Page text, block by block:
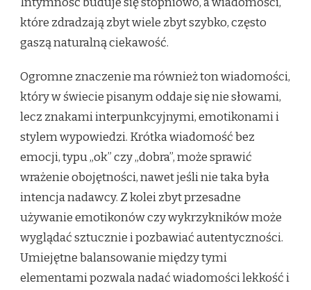
które zdradzają zbyt wiele zbyt szybko, często
gaszą naturalną ciekawość.
Ogromne znaczenie ma również ton wiadomości,
który w świecie pisanym oddaje się nie słowami,
lecz znakami interpunkcyjnymi, emotikonami i
stylem wypowiedzi. Krótka wiadomość bez
emocji, typu „ok” czy „dobra”, może sprawić
wrażenie obojętności, nawet jeśli nie taka była
intencja nadawcy. Z kolei zbyt przesadne
używanie emotikonów czy wykrzykników może
wyglądać sztucznie i pozbawiać autentyczności.
Umiejętne balansowanie między tymi
elementami pozwala nadać wiadomości lekkość i